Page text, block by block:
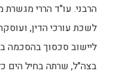
הרבני. עו"ד הררי
לשכת עורכי הדין,
ליישוב סכסוך בהסכמה
בצה"ל, שרתה בחיל הים